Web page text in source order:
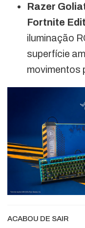
Razer
Fortnite
iluminação
superfície
movimentos
ACABOU DE SAIR